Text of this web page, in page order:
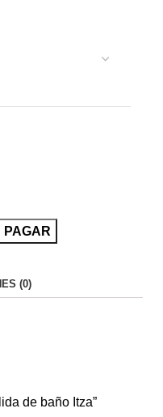
PAGAR
(0)
de baño Itza”